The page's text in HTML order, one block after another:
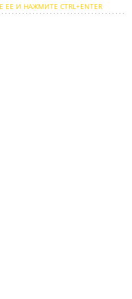
И НАЖМИТЕ CTRL+ENTER